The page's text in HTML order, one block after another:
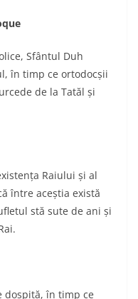
Sfântul Duh
în timp ce ortodocșii
de la Tatăl și
Raiului și al
între aceștia există
stă sute de ani și
dospită, în timp ce